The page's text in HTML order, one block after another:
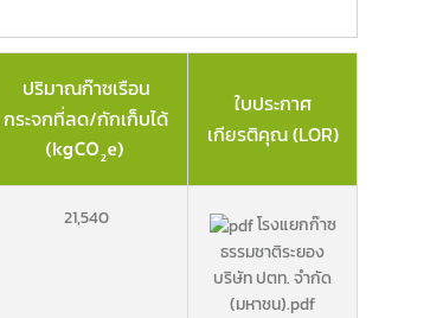
ปริมาณก๊าซเรือน
กระจกที่ลด/กักเก็บได้
ใบประกาศ
เกียรติคุณ (LOR)
21,540
โรงแยกก๊าซ
ธรรมชาติระยอง
บริษัท ปตท. จำกัด
(มหาชน).pdf